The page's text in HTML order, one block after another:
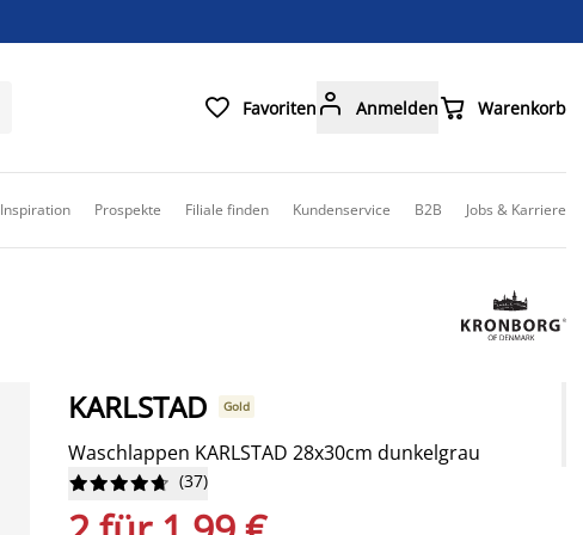
 Favoriten  Anmelden Warenkorb
Inspiration Prospekte Filiale finden Kundenservice B2B Jobs & Karriere
KARLSTAD Gold
Waschlappen KARLSTAD 28x30cm dunkelgrau





 (37)